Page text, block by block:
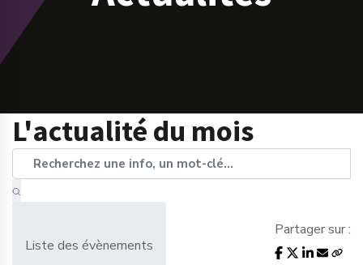
L'actualité du mois
Liste des évènements
Partager sur :